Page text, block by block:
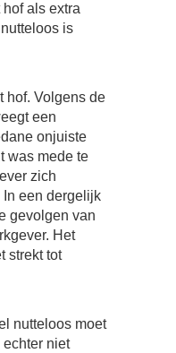
als extra
is
hof. Volgens de
een
onjuiste
was mede te
zich
een dergelijk
gevolgen van
Het
strekt tot
nutteloos moet
niet